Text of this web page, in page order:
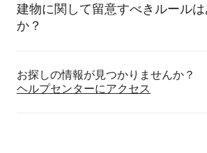
建物に関して留意すべきルール
か？
お探しの情報が見つかりませんか？
ヘルプセンターにア⁠ク⁠セ⁠ス